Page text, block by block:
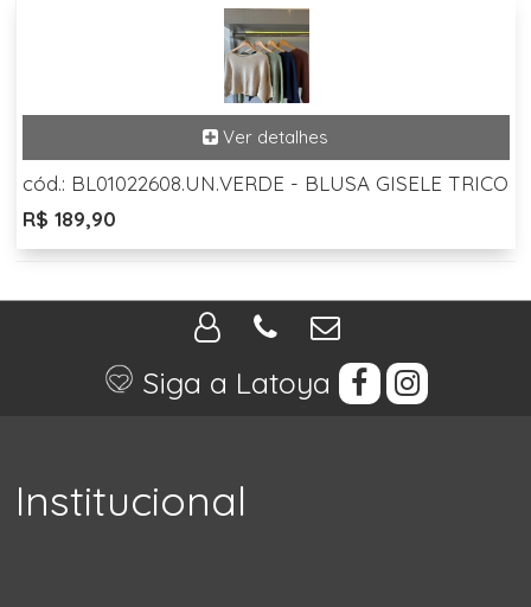
cód.: BL01022608.UN.VERDE - BLUSA GISELE TRICO
R$ 189,90
Siga a Latoya
Institucional